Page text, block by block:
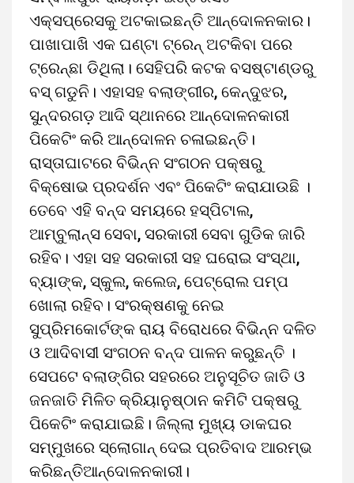
ଏକ୍ସପ୍ରେସକୁ ଅଟକାଇଛନ୍ତି ଆନ୍ଦୋଳନକାର।
ପାଖାପାଖି ଏକ ଘଣ୍ଟା ଟ୍ରେନ୍ ଅଟକିବା ପରେ
ଟ୍ରେନ୍ଛା ଡିଥିଲା। ସେହିପରି କଟକ ବସଷ୍ଟାଣ୍ଡରୁ
ବସ୍ ଗଡୁନି। ଏହାସହ ବଲାଙ୍ଗୀର, କେନ୍ଦୁଝର,
ସୁନ୍ଦରଗଡ଼ ଆଦି ସ୍ଥାନରେ ଆନ୍ଦୋଳନକାରୀ
ପିକେଟିଂ କରି ଆନ୍ଦୋଳନ ଚଳାଇଛନ୍ତି।
ରାସ୍ତାଘାଟରେ ବିଭିନ୍ନ ସଂଗଠନ ପକ୍ଷରୁ
ବିକ୍ଷୋଭ ପ୍ରଦର୍ଶନ ଏବଂ ପିକେଟିଂ କରାଯାଉଛି ।
ତେବେ ଏହି ବନ୍ଦ ସମୟରେ ହସ୍ପିଟାଲ,
ଆମ୍ବୁଲାନ୍ସ ସେବା, ସରକାରୀ ସେବା ଗୁଡିକ ଜାରି
ରହିବ। ଏହା ସହ ସରକାରୀ ସହ ଘରୋଇ ସଂସ୍ଥା,
ବ୍ୟାଙ୍କ, ସ୍କୁଲ, କଲେଜ, ପେଟ୍ରୋଲ ପମ୍ପ
ଖୋଲା ରହିବ। ସଂରକ୍ଷଣକୁ ନେଇ
ସୁପ୍ରିମକୋର୍ଟଙ୍କ ରାୟ ବିରୋଧରେ ବିଭିନ୍ନ ଦଳିତ
ଓ ଆଦିବାସୀ ସଂଗଠନ ବନ୍ଦ ପାଳନ କରୁଛନ୍ତି ।
ସେପଟେ ବଲାଙ୍ଗିର ସହରରେ ଅନୁସୂଚିତ ଜାତି ଓ
ଜନଜାତି ମିଳିତ କ୍ରିୟାନୁଷ୍ଠାନ କମିଟି ପକ୍ଷରୁ
ପିକେଟିଂ କରାଯାଇଛି। ଜିଲ୍ଲା ମୁଖ୍ୟ ଡାକଘର
ସମ୍ମୁଖରେ ସ୍ଲୋଗାନ୍ ଦେଇ ପ୍ରତିବାଦ ଆରମ୍ଭ
କରିଛନ୍ତିଆନ୍ଦୋଳନକାରୀ।